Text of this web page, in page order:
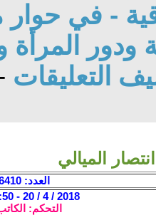
- في
المرأة
التعليقات
العدد: 766410
2018 / 4 / 20 - 18:50
التحكم: